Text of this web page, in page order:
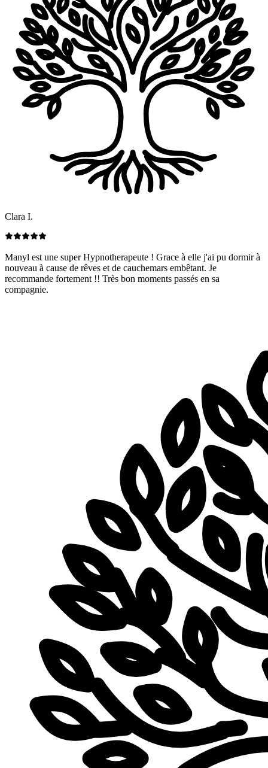
Clara I.
Manyl est une super Hypnotherapeute ! Grace à elle j'ai pu dormir à
nouveau à cause de rêves et de cauchemars embêtant. Je
recommande fortement !! Très bon moments passés en sa
compagnie.